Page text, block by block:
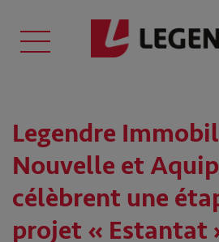
Legendre
Nouvelle et
célèbrent une
projet « Estantat